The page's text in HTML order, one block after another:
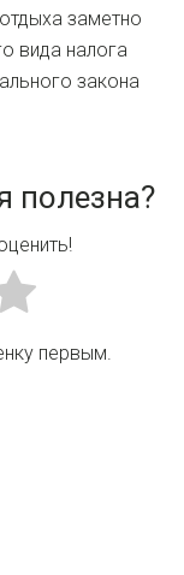
заметно
вида налога
закона
полезна?
первым.